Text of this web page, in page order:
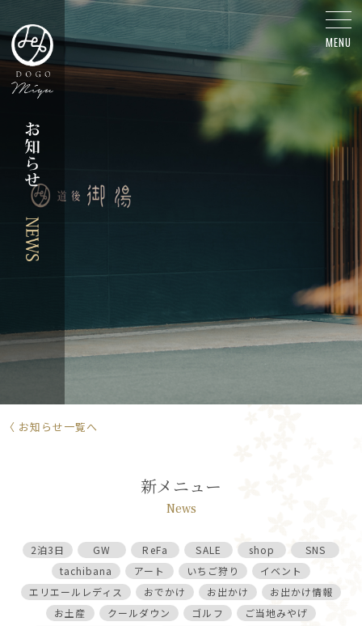
新メニュー - お知
〈 お知らせ一覧へ
新メニュー
News
2泊3日 GW ReFa SALE shop
SNS
tachibana
アート いちご狩り
イベント
エリエールレディス
おでかけ お出かけ
お出かけ情報
お土産
クールダウン ゴルフ
ご当地みやげ